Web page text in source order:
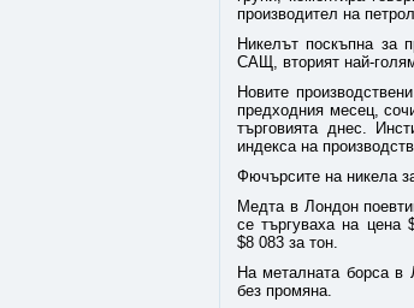
производител на
Никелът поскъпна за
САЩ, вторият най-
Новите
предходния месец,
търговията днес.
индекса на
Фючърсите на никела
Медта в Лондон
се търгуваха на цена
$8 083 за тон.
На металната борса в
без промяна.